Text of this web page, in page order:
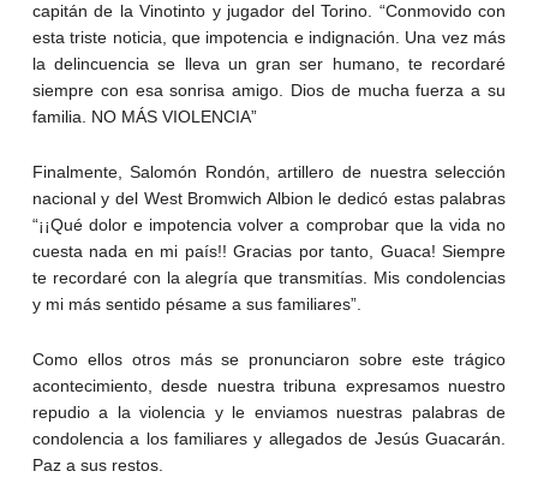
capitán de la Vinotinto y jugador del Torino. “Conmovido con
esta triste noticia, que impotencia e indignación. Una vez más
la delincuencia se lleva un gran ser humano, te recordaré
siempre con esa sonrisa amigo. Dios de mucha fuerza a su
familia. NO MÁS VIOLENCIA”
Finalmente, Salomón Rondón, artillero de nuestra selección
nacional y del West Bromwich Albion le dedicó estas palabras
“¡¡Qué dolor e impotencia volver a comprobar que la vida no
cuesta nada en mi país!! Gracias por tanto, Guaca! Siempre
te recordaré con la alegría que transmitías. Mis condolencias
y mi más sentido pésame a sus familiares”.
Como ellos otros más se pronunciaron sobre este trágico
acontecimiento, desde nuestra tribuna expresamos nuestro
repudio a la violencia y le enviamos nuestras palabras de
condolencia a los familiares y allegados de Jesús Guacarán.
Paz a sus restos.